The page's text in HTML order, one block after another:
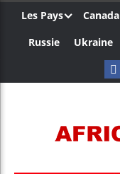
Les Pays Canada
Russie
Ukraine